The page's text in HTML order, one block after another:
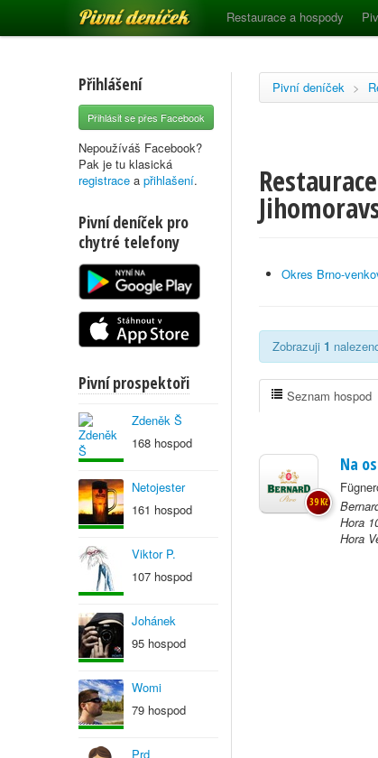
Pivní deníček Restaurace a hospody
Přihlášení
Přihlásit se přes Facebook
Nepoužíváš Facebook?
Pak je tu klasická
registrace a přihlašení.
Pivní deníček pro
chytré telefony
Pivní prospektoři
Zdeněk Š
168 hospod
Netojester
161 hospod
Viktor P.
107 hospod
Johánek
95 hospod
Womi
79 hospod
Prd
Pivní deníček >
Okres Brno-
Zobrazuji 1
Seznam hospod
Na
Hora
Hora
39 Kč